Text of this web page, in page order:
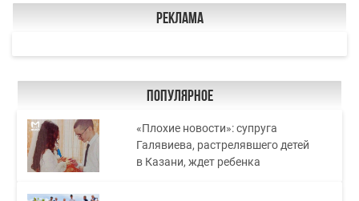
Реклама
Популярное
«Плохие новости»: супруга
Галявиева, растрелявшего детей
в Казани, ждет ребенка